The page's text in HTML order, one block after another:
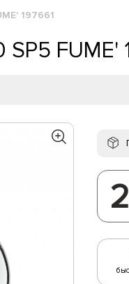
197661
FUME'